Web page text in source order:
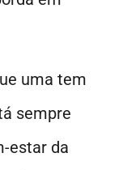
uma tem
sempre
estar da